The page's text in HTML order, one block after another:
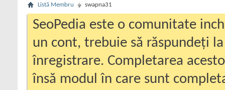
Listă Membru swapna31
SeoPedia este o comunitate
un cont, trebuie să răspundeți
înregistrare. Completarea
însă modul în care sunt